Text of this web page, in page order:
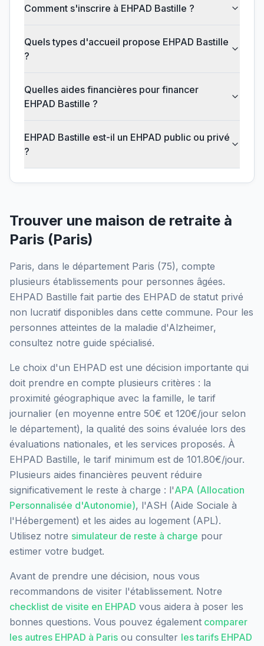
Comment s'inscrire à EHPAD Bastille ?
Quels types d'accueil propose EHPAD Bastille
?
Quelles aides financières pour financer
EHPAD Bastille ?
EHPAD Bastille est-il un EHPAD public ou privé
?
Trouver une maison de retraite à
Paris (Paris)
Paris, dans le département Paris (75), compte
plusieurs établissements pour personnes âgées.
EHPAD Bastille fait partie des EHPAD de statut privé
non lucratif disponibles dans cette commune. Pour les
personnes atteintes de la maladie d'Alzheimer,
consultez notre guide spécialisé.
Le choix d'un EHPAD est une décision importante qui
doit prendre en compte plusieurs critères : la
proximité géographique avec la famille, le tarif
journalier (en moyenne entre 50€ et 120€/jour selon
le département), la qualité des soins évaluée lors des
évaluations nationales, et les services proposés. À
EHPAD Bastille, le tarif minimum est de 101.80€/jour.
Plusieurs aides financières peuvent réduire
significativement le reste à charge : l'APA (Allocation
Personnalisée d'Autonomie), l'ASH (Aide Sociale à
l'Hébergement) et les aides au logement (APL).
Utilisez notre simulateur de reste à charge pour
estimer votre budget.
Avant de prendre une décision, nous vous
recommandons de visiter l'établissement. Notre
checklist de visite en EHPAD vous aidera à poser les
bonnes questions. Vous pouvez également comparer
les autres EHPAD à Paris ou consulter les tarifs EHPAD